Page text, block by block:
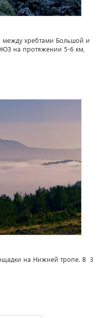
между хребтами Большой и
на протяжении 5-6 км,
на Нижней тропе. В 3